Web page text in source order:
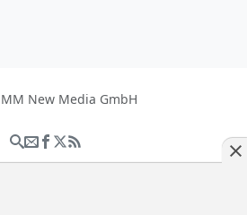
New Media GmbH